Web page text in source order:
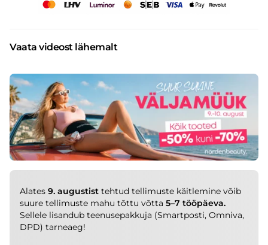
Vaata videost lähemalt
Alates 9. augustist tehtud tellimuste käitlemine võib
suure tellimuste mahu tõttu võtta 5–7 tööpäeva.
Sellele lisandub teenusepakkuja (Smartposti, Omniva,
DPD) tarneaeg!